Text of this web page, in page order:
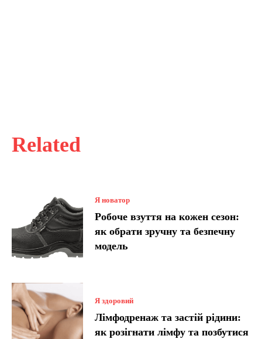
Related
Я новатор
Робоче взуття на кожен сезон:
як обрати зручну та безпечну
модель
Я здоровий
Лімфодренаж та застій рідини:
як розігнати лімфу та позбутися